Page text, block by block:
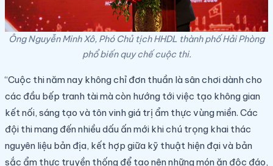
Ông Nguyễn Minh Xô, Phó Chủ tịch HHDL thành phố Hải Phòng
phổ biến quy chế cuộc thi.
“Cuộc thi năm nay không chỉ đơn thuần là sân chơi dành cho
các đầu bếp tranh tài mà còn hướng tới việc tạo không gian
kết nối, sáng tạo và tôn vinh giá trị ẩm thực vùng miền. Các
đội thi mang đến nhiều dấu ấn mới khi chú trọng khai thác
nguyên liệu bản địa, kết hợp giữa kỹ thuật hiện đại và bản
sắc ẩm thực truyền thống để tạo nên những món ăn độc đáo,